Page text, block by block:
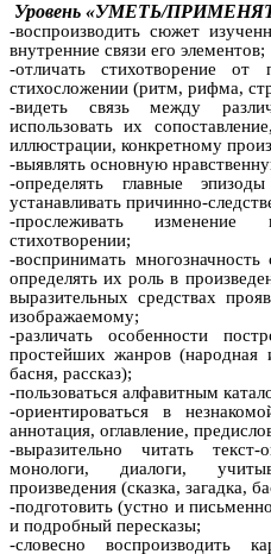
Уровень «УМЕТЬ/
-воспроизводить сюжет
внутренние связи его элементов;
-отличать стихотворение от
стихосложении (ритм, рифма,
-видеть связь между
использовать их
иллюстрации, конкретному
-выявлять основную
-определять главные
устанавливать причинно-
-прослеживать
стихотворении;
-воспринимать
определять их роль в
выразительных средствах
изображаемому;
-различать особенности
простейших жанров (народная
басня, рассказ);
-пользоваться алфавитным
-ориентироваться в
аннотация, оглавление,
-выразительно читать текст-
монологи, диалоги,
произведения (сказка, загадка,
-подготовить (устно и
и подробный пересказы;
-словесно воспроизводить